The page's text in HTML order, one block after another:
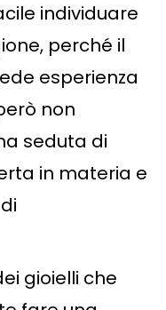
individuare
perché il
esperienza
non
seduta di
in materia e
gioielli che